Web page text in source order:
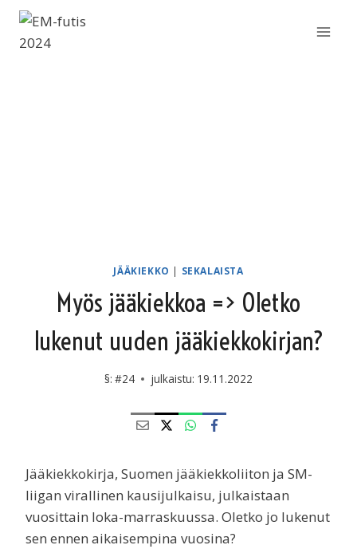
Siirry
sisältöön
JÄÄKIEKKO | SEKALAISTA
Myös jääkiekkoa => Oletko
lukenut uuden jääkiekkokirjan?
§: #24 julkaistu: 19.11.2022
Jääkiekkokirja, Suomen jääkiekkoliiton ja SM-
liigan virallinen kausijulkaisu, julkaistaan
vuosittain loka-marraskuussa. Oletko jo lukenut
sen ennen aikaisempina vuosina?